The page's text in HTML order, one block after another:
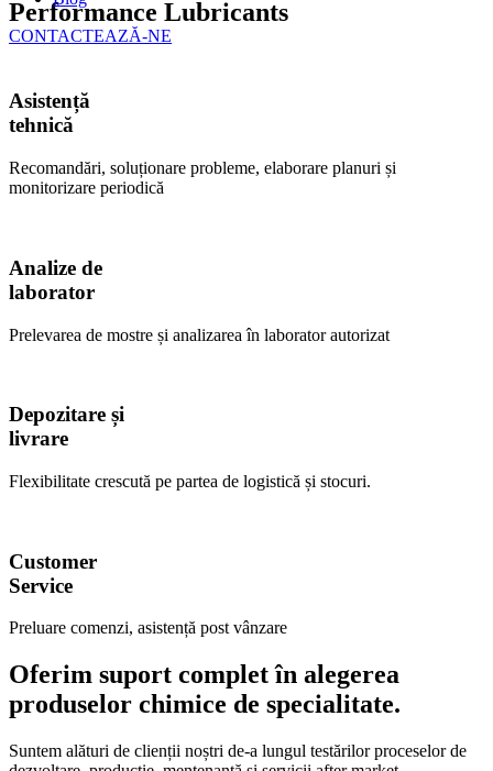
CONTACTEAZĂ-NE
Performance Lubricants
Asistență
tehnică
Recomandări, soluționare probleme, elaborare planuri și
monitorizare periodică
Analize de
laborator
Prelevarea de mostre și analizarea în laborator autorizat
Depozitare și
livrare
Flexibilitate crescută pe partea de logistică și stocuri.
Customer
Service
Preluare comenzi, asistență post vânzare
Oferim suport complet în alegerea
produselor chimice de specialitate.
Suntem alături de clienții noștri de-a lungul testărilor proceselor de